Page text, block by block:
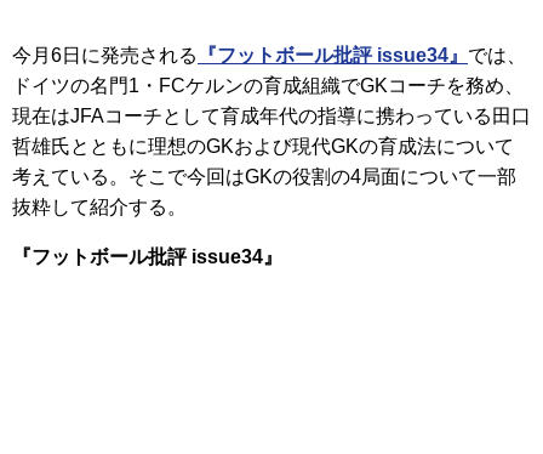
今月6日に発売される 『フットボール批評 issue34』 では、
ドイツの名門1・FCケルンの育成組織でGKコーチを務め、
現在はJFAコーチとして育成年代の指導に携わっている田口
哲雄氏とともに理想のGKおよび現代GKの育成法について
考えている。そこで今回はGKの役割の4局面について一部
抜粋して紹介する。
『フットボール批評 issue34』